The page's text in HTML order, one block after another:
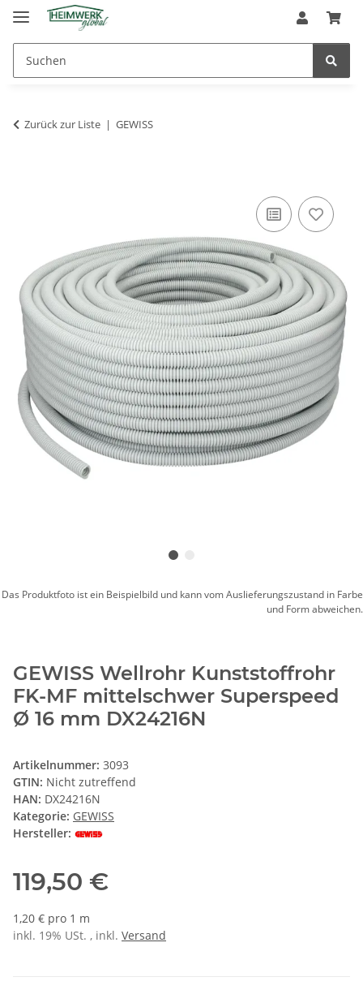
Zurück zur Liste GEWISS
Das Produktfoto ist ein Beispielbild und kann vom Auslieferungszustand in Farbe
und Form abweichen.
GEWISS Wellrohr Kunststoffrohr
FK-MF mittelschwer Superspeed
Ø 16 mm DX24216N
Artikelnummer: 3093
GTIN: Nicht zutreffend
HAN: DX24216N
Kategorie: GEWISS
Hersteller:
119,50 €
1,20 € pro 1 m
inkl. 19% USt. , inkl. Versand